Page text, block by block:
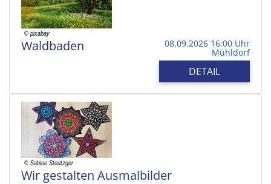
Waldbaden 08.09.2026 16:00 Uhr
Mühldorf
DETAIL
Wir gestalten Ausmalbilder